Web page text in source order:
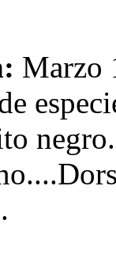
Marzo